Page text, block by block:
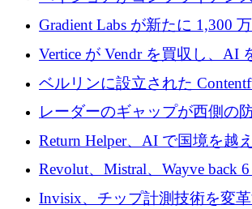
ド化するために800万ドルを調
Gradient Labs が新たに 1,300
Vertice が Vendr を買収し、AI
インテリジェンス プラットフ
ベルリンに設立された
に買収される
レーダーのギャップが西側の
そしてベルリンのチップスタ
れを埋める
Return Helper、AI で国境を越
の返品を利益に変えるシリー
ルを調達
Revolut、Mistral、Wayve back
Europe」キャンペーン
Invisix、チップ計測技術を変